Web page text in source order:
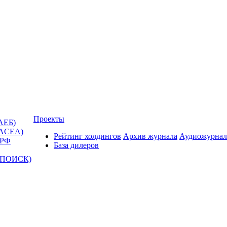
РФ
ПОИСК)
Проекты
Рейтинг холдингов
База дилеров
Архив журнала Аудиожурнал